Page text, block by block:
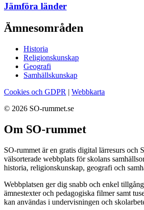
Jämföra länder
Ämnesområden
Historia
Religionskunskap
Geografi
Samhällskunskap
Cookies och GDPR | Webbkarta
© 2026 SO-rummet.se
Om SO-rummet
SO-rummet är en gratis digital lärresurs och
välsorterade webbplats för skolans
historia, religionskunskap, geografi och
Webbplatsen ger dig snabb och enkel
ämnestexter och pedagogiska filmer samt
kan användas i undervisningen och